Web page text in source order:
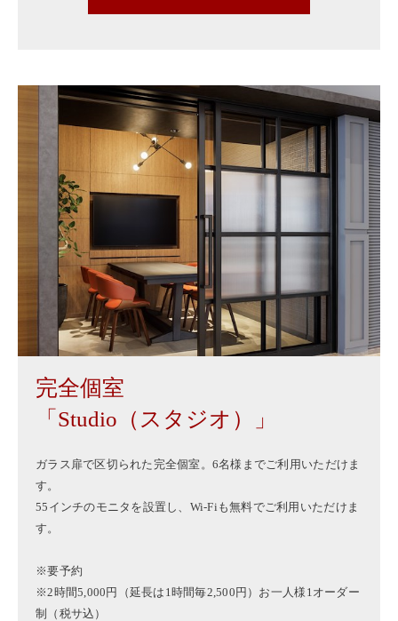
完全個室
「Studio（スタジオ）」
ガラス扉で区切られた完全個室。6名様までご利用いただけま
す。
55インチのモニタを設置し、Wi-Fiも無料でご利用いただけま
す。
※要予約
※2時間5,000円（延長は1時間毎2,500円）お一人様1オーダー
制（税サ込）